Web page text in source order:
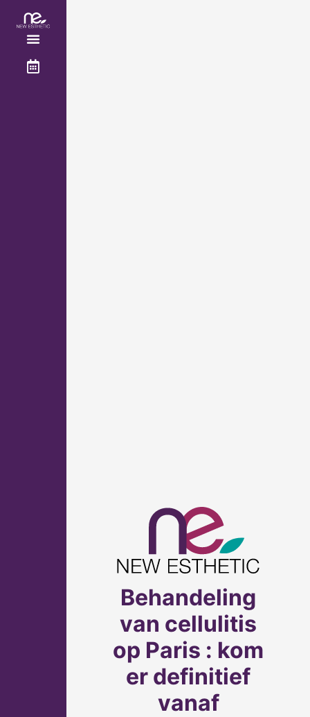
Behandeling
van cellulitis
op Paris : kom
er definitief
vanaf